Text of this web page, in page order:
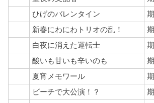
ひげのバレンタイン
新春にわにわトリオの乱！
白夜に消えた運転士
酸いも甘いも辛いのも
夏宵メモワール
ビーチで大公演！？